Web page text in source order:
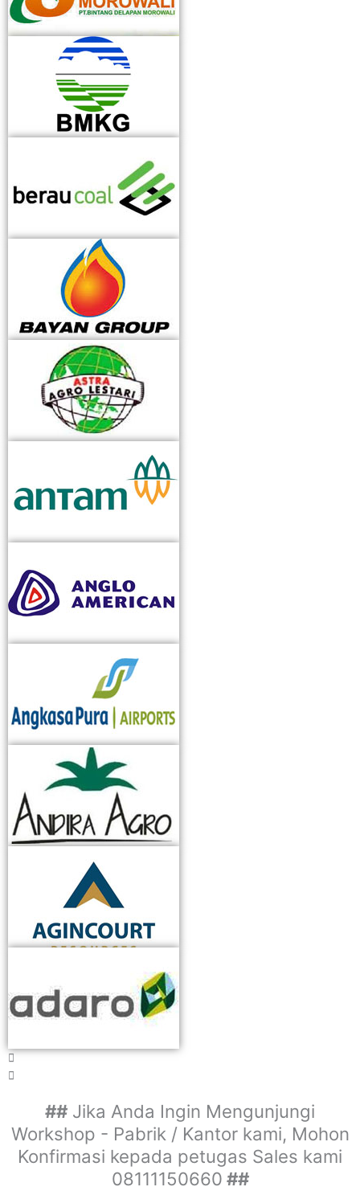
## Jika Anda Ingin Mengunjungi
Workshop - Pabrik / Kantor kami, Mohon
Konfirmasi kepada petugas Sales kami
08111150660 ##